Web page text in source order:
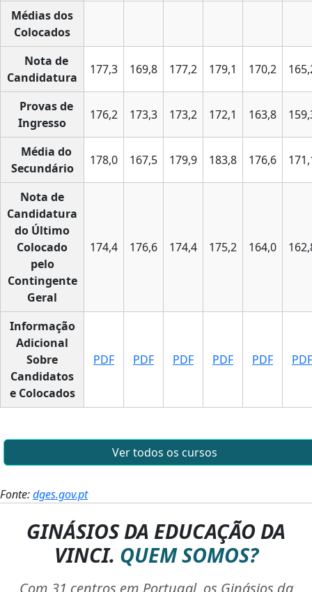
Médias dos
Colocados
Nota de
Candidatura
177,3 169,8 177,2 179,1 170,2
Provas de
Ingresso
176,2 173,3 173,2 172,1 163,8
Média do
Secundário
178,0 167,5 179,9 183,8 176,6
Nota de
Candidatura
do Último
Colocado
pelo
Contingente
Geral
174,4 176,6 174,4 175,2 164,0
Informação
Adicional
Sobre
Candidatos
e Colocados
PDF PDF PDF PDF PDF PDF
Ver todos os cursos
Fonte:dges.gov.pt
GINÁSIOS DA EDUCAÇÃO DA
VINCI. QUEM SOMOS?
Com 31 centros em Portugal, os Ginásios da